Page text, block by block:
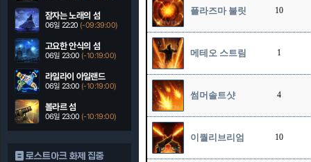
잠자는 노래의 섬
06일 22:20 (-09:38:59)
고요한 안식의 섬
06일 23:00 (-10:18:59)
라일라이 아일랜드
06일 23:00 (-10:18:59)
볼라르 섬
06일 23:00 (-10:18:59)
로스트아크 화제 집중
플라즈마 불릿 10
메테오 스트림 1
썸머솔트샷 4
이퀄리브리엄 10